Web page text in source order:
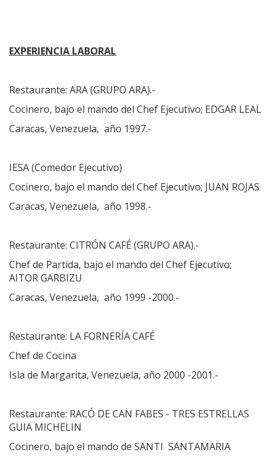
EXPERIENCIA LABORAL
Restaurante: ARA (GRUPO ARA).-
Cocinero, bajo el mando del Chef Ejecutivo; EDGAR LEAL
Caracas, Venezuela, año 1997.-
IESA (Comedor Ejecutivo)
Cocinero, bajo el mando del Chef Ejecutivo; JUAN ROJAS
Caracas, Venezuela, año 1998.-
Restaurante: CITRÓN CAFÉ (GRUPO ARA).-
Chef de Partida, bajo el mando del Chef Ejecutivo;
AITOR GARBIZU
Caracas, Venezuela, año 1999 -2000.-
Restaurante: LA FORNERÍA CAFÉ
Chef de Cocina
Isla de Margarita, Venezuela, año 2000 -2001.-
Restaurante: RACÓ DE CAN FABES - TRES ESTRELLAS
GUIA MICHELIN
Cocinero, bajo el mando de SANTI SANTAMARIA